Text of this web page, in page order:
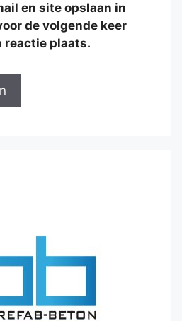
en site opslaan in
de volgende keer
reactie plaats.